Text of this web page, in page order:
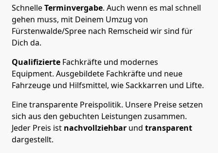
SchnelleTerminvergabe. Auch wenn es mal schnell
gehen muss, mit Deinem Umzug von
Fürstenwalde/Spree nach Remscheid wir sind für
Dich da.
Qualifizierte Fachkräfte und modernes
Equipment. Ausgebildete Fachkräfte und neue
Fahrzeuge und Hilfsmittel, wie Sackkarren und Lifte.
Eine transparente Preispolitik. Unsere Preise setzen
sich aus den gebuchten Leistungen zusammen.
Jeder Preis ist nachvollziehbar und transparent
dargestellt.